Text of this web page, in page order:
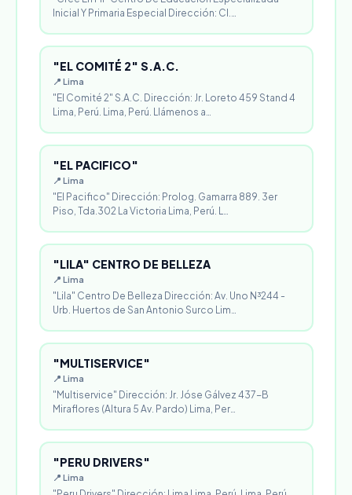
Inicial Y Primaria Especial Dirección: Cl.…
"EL COMITÉ 2" S.A.C.
📍 Lima
"El Comité 2" S.A.C. Dirección: Jr. Loreto 459 Stand 4
Lima, Perú. Lima, Perú. Llámenos a…
"EL PACIFICO"
📍 Lima
"El Pacifico" Dirección: Prolog. Gamarra 889. 3er
Piso, Tda.302 La Victoria Lima, Perú. L…
"LILA" CENTRO DE BELLEZA
📍 Lima
"Lila" Centro De Belleza Dirección: Av. Uno N³244 -
Urb. Huertos de San Antonio Surco Lim…
"MULTISERVICE"
📍 Lima
"Multiservice" Dirección: Jr. Jóse Gálvez 437-B
Miraflores (Altura 5 Av. Pardo) Lima, Per…
"PERU DRIVERS"
📍 Lima